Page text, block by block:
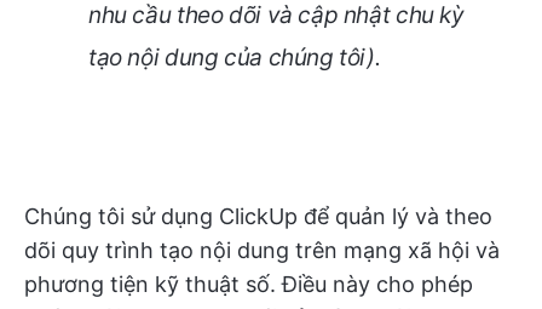
nhu cầu theo dõi và cập nhật chu kỳ
tạo nội dung của chúng tôi).
Chúng tôi sử dụng ClickUp để quản lý và theo
dõi quy trình tạo nội dung trên mạng xã hội và
phương tiện kỹ thuật số. Điều này cho phép